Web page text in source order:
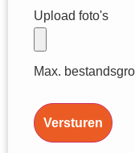
Upload foto's
Max.
Versturen